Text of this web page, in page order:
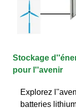
Stockage
pour l''avenir
Explorez
batteries